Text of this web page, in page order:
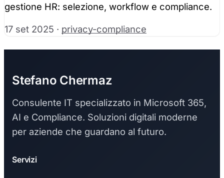
gestione HR: selezione, workflow e compliance.
17 set 2025 · privacy-compliance
Stefano Chermaz
Consulente IT specializzato in Microsoft 365,
AI e Compliance. Soluzioni digitali moderne
per aziende che guardano al futuro.
Servizi